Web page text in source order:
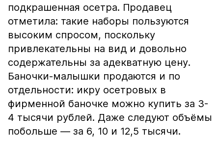
подкрашенная осетра. Продавец
отметила: такие наборы пользуются
высоким спросом, поскольку
привлекательны на вид и довольно
содержательны за адекватную цену.
Баночки-малышки продаются и по
отдельности: икру осетровых в
фирменной баночке можно купить за 3-
4 тысячи рублей. Даже следуют объёмы
побольше — за 6, 10 и 12,5 тысячи.